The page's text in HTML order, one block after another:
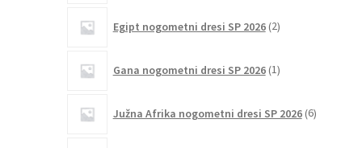
Egipt nogometni dresi SP 2026 2izdelka
Gana nogometni dresi SP 2026 1izdelek
Južna Afrika nogometni dresi SP 2026 6izdelkov